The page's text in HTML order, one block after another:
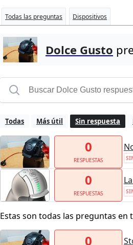
Todas las preguntas Dispositivos
Dolce Gusto
Todas Más útil Sin respuesta
0
RESPUESTAS
0
RESPUESTAS
Estas son todas las preguntas
0